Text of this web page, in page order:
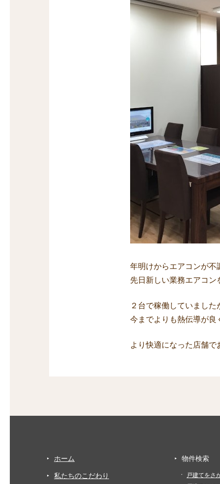
年明けからエアコンが不
先日新しい業務エアコン
２台で稼働していまし
今までよりも熱伝導が良
より快適になった店舗
ホーム
私たちのこだわり
物件検索
戸建てをさ